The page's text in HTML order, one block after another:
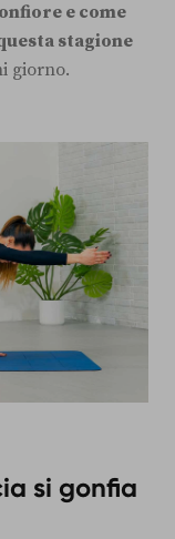
e come
stagione
giorno.
si gonfia